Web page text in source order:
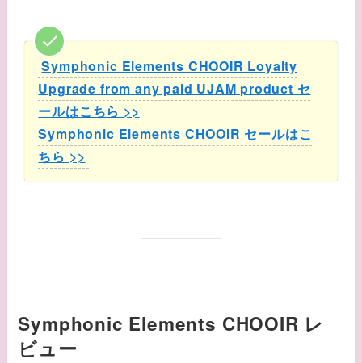
Symphonic Elements CHOOIR Loyalty
Upgrade from any paid UJAM product セ
ールはこちら >>
Symphonic Elements CHOOIR セールはこ
ちら >>
Symphonic Elements CHOOIR レ
ビュー